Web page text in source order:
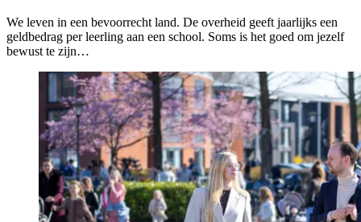
We leven in een bevoorrecht land. De overheid geeft jaarlijks een
geldbedrag per leerling aan een school. Soms is het goed om jezelf
bewust te zijn…